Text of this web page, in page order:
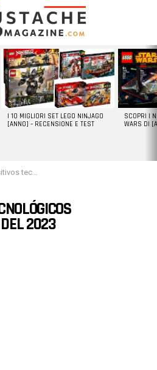
I 10 MIGLIORI SET LEGO NINJAGO
[ANNO] – RECENSIONE E TEST
SCOPRI I
WARS DI
imprescindibles del 2023
2023